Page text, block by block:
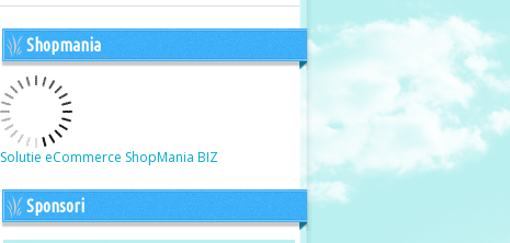
Shopmania
Solutie eCommerce ShopMania BIZ
Sponsori